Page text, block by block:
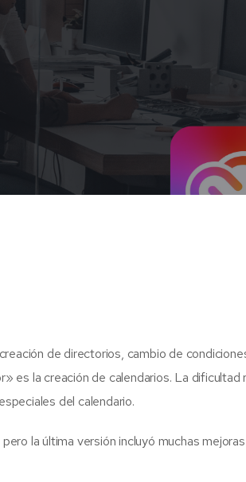
de directorios, cambio de
es la creación de calendarios. La dificultad
del calendario.
la última versión incluyó muchas